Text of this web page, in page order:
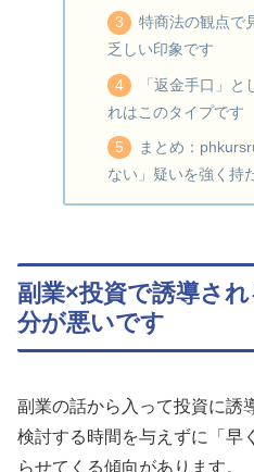
特商法の観点で
乏しい印象です
「返金手口」
れはこのタイプです
まとめ：
ない」疑いを強く持
副業×投資で誘導さ
分が悪いです
副業の話から入って投資に誘
検討する時間を与えずに「早
らせてくる傾向があります。